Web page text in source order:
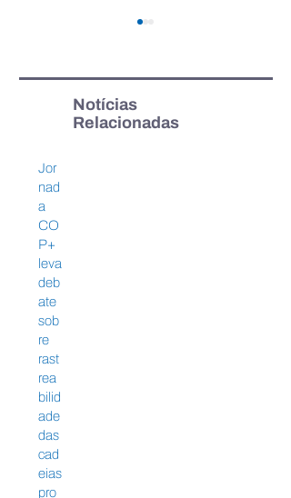
Referência em manejo
florestal, Benevides
comunidades e investe em
rastreabilidade
Notícias
Relacionadas
Jor
nad
a
CO
P+
leva
deb
ate
sob
re
rast
rea
bilid
ade
das
cad
eias
pro